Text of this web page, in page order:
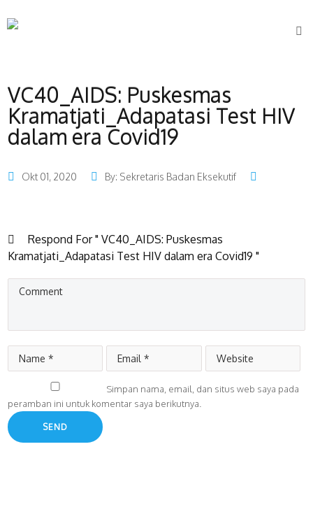
VC40_AIDS: Puskesmas
Kramatjati_Adapatasi Test HIV
dalam era Covid19
Okt 01, 2020 By: Sekretaris Badan Eksekutif
Respond For " VC40_AIDS: Puskesmas
Kramatjati_Adapatasi Test HIV dalam era Covid19 "
Simpan nama, email, dan situs web saya pada
peramban ini untuk komentar saya berikutnya.